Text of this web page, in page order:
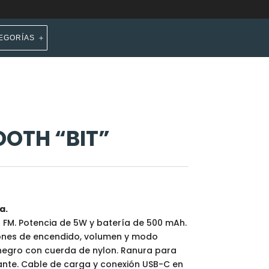
“BIT”
Potencia de 5W y batería de 500 mAh.
de encendido, volumen y modo
con cuerda de nylon. Ranura para
Cable de carga y conexión USB-C en